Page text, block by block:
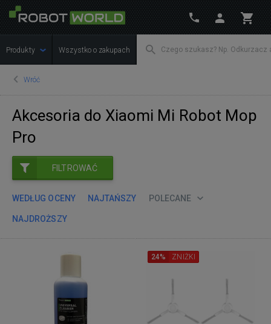
Produkty Wszystko o zakupach
Wróć
Akcesoria do Xiaomi Mi Robot Mop
Pro
FILTROWAĆ
WEDŁUG OCENY NAJTAŃSZY POLECANE
NAJDROŻSZY
24% ZNIŻKI